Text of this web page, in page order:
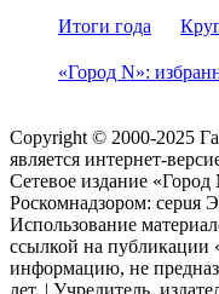
Итоги года
«Город N»:
Copyright © 2000-2025
является интернет-
Сетевое издание «Город
Роскомнадзором: серuя
Использование
ссылкой на публикации
информацию, не
лет. | Учредитель,